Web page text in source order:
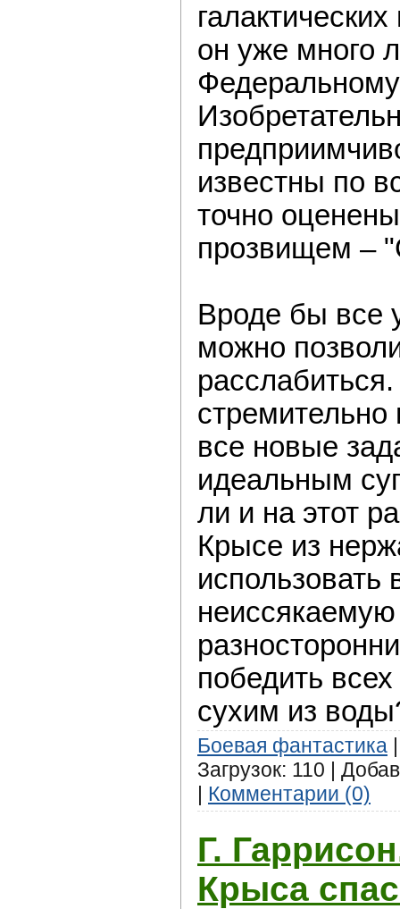
он уже много
Федеральному
известны по
точно
прозвищем –
Вроде бы все
можно
стремительно
все новые
идеальным
ли и на этот
Крысе из
победить
сухим из
Боевая фантастика
Загрузок: 110 |
| Комментарии (0)
Г.
Крыса